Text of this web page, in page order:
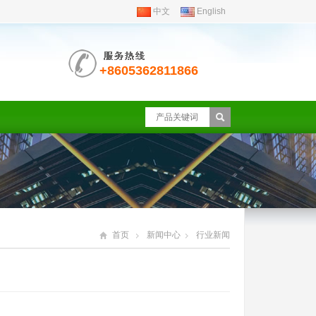
中文 English
+8605362811866
首页 新闻中心 行业新闻